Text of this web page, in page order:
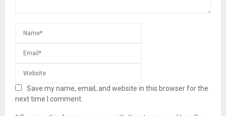
Save my name, email, and website in this browser for the
next time I comment.